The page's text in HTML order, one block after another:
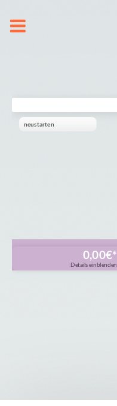
Indkøbskurv
neustarten
0,00€
Details einblenden